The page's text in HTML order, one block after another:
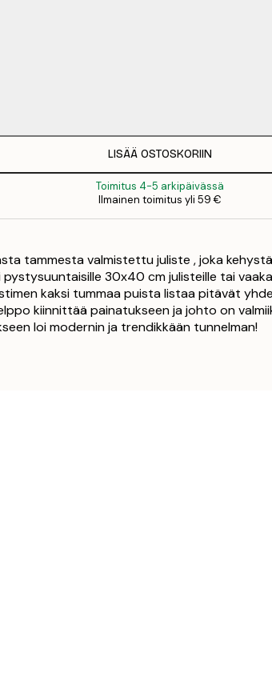
LISÄÄ OSTOSKORIIN
Toimitus 4-5 arkipäivässä
Ilmainen toimitus yli 59 €
tammesta valmistettu juliste , joka
pystysuuntaisille 30x40 cm julisteille tai
kaksi tummaa puista listaa pitävät
kiinnittää painatukseen ja johto on
loi modernin ja trendikkään tunnelman!